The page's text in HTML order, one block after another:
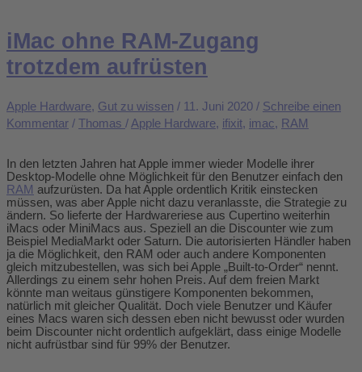
iMac ohne RAM-Zugang
trotzdem aufrüsten
Apple Hardware, Gut zu wissen / 11. Juni 2020 / Schreibe einen
Kommentar / Thomas / Apple Hardware, ifixit, imac, RAM
In den letzten Jahren hat Apple immer wieder Modelle ihrer
Desktop-Modelle ohne Möglichkeit für den Benutzer einfach den
RAM aufzurüsten. Da hat Apple ordentlich Kritik einstecken
müssen, was aber Apple nicht dazu veranlasste, die Strategie zu
ändern. So lieferte der Hardwareriese aus Cupertino weiterhin
iMacs oder MiniMacs aus. Speziell an die Discounter wie zum
Beispiel MediaMarkt oder Saturn. Die autorisierten Händler haben
ja die Möglichkeit, den RAM oder auch andere Komponenten
gleich mitzubestellen, was sich bei Apple „Built-to-Order“ nennt.
Allerdings zu einem sehr hohen Preis. Auf dem freien Markt
könnte man weitaus günstigere Komponenten bekommen,
natürlich mit gleicher Qualität. Doch viele Benutzer und Käufer
eines Macs waren sich dessen eben nicht bewusst oder wurden
beim Discounter nicht ordentlich aufgeklärt, dass einige Modelle
nicht aufrüstbar sind für 99% der Benutzer.